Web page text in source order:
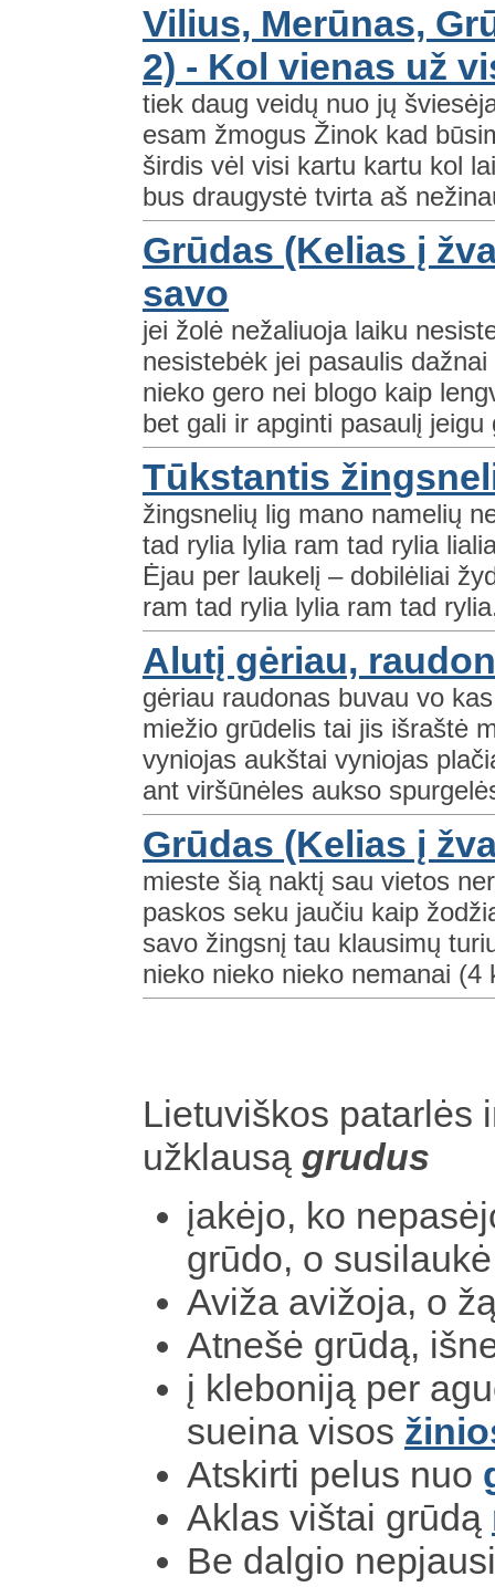
Vilius, Merūnas,
2) - Kol vienas už
tiek daug veidų nuo jų
esam žmogus Žinok kad
širdis vėl visi kartu kartu kol
bus draugystė tvirta aš
Grūdas (Kelias į
savo
jei žolė nežaliuoja laiku
nesistebėk jei pasaulis
nieko gero nei blogo kaip
bet gali ir apginti pasaulį jeigu
Tūkstantis
žingsnelių lig mano namelių
tad rylia lylia ram tad rylia
Ėjau per laukelį – dobilėliai
ram tad rylia lylia ram tad
Alutį gėriau,
gėriau raudonas buvau vo
miežio grūdelis tai jis išraštė
vyniojas aukštai vyniojas
ant viršūnėles aukso
Grūdas (Kelias į
mieste šią naktį sau vietos
paskos seku jaučiu kaip
savo žingsnį tau klausimų
nieko nieko nieko nemanai (4
Lietuviškos patarlės
užklausą grudus
įakėjo, ko
grūdo, o
Aviža avižoja, o
Atnešė grūdą,
į kleboniją per
sueina visos
Atskirti pelus nuo
Aklas vištai grūdą
Be dalgio